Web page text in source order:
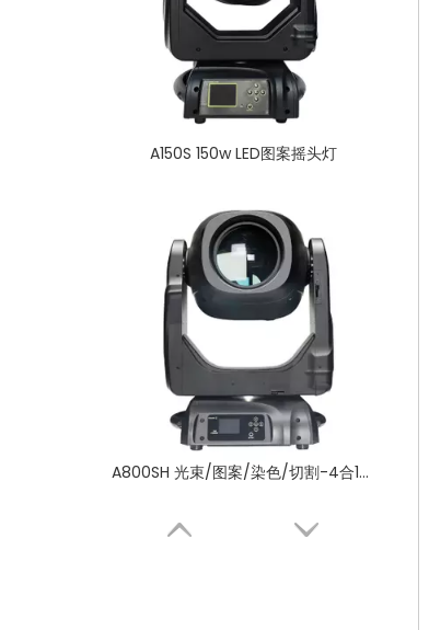
A150S 150w LED图案摇头灯
A800SH 光束/图案/染色/切割-4合1摇头灯